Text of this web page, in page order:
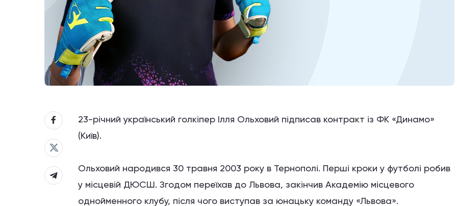
23-річний український голкіпер Ілля Ольховий підписав контракт із ФК «Динамо»
(Київ).
Ольховий народився 30 травня 2003 року в Тернополі. Перші кроки у футболі робив
у місцевій ДЮСШ. Згодом переїхав до Львова, закінчив Академію місцевого
однойменного клубу, після чого виступав за юнацьку команду «Львова».